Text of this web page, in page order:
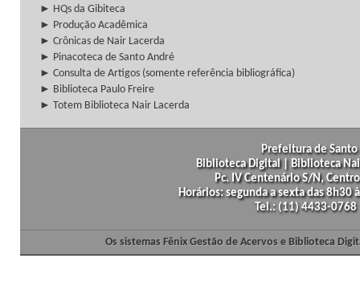
► HQs da Gibiteca
► Produção Acadêmica
► Crônicas de Nair Lacerda
► Pinacoteca de Santo André
► Consulta de Artigos (somente referência bibliográfica)
► Biblioteca Paulo Freire
► Totem Biblioteca Nair Lacerda
Prefeitura de
Biblioteca Digital | Biblioteca
Pc. IV Centenário S/N,
Horários: segunda a sexta das
Tel.: (11) 4433-
Os sistemas Fênix Gestão de Acervos e Biblioteca